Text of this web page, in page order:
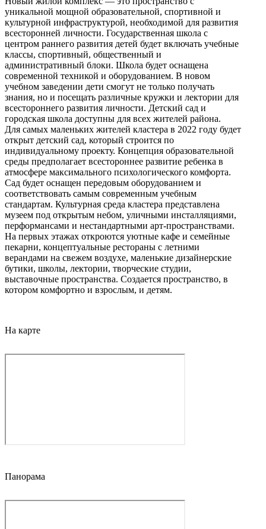
уникальной мощной образовательной, спортивной и
культурной инфраструктурой, необходимой для развития
всесторонней личности. Государственная школа с
центром раннего развития детей будет включать учебные
классы, спортивный, общественный и
административный блоки. Школа будет оснащена
современной техникой и оборудованием. В новом
учебном заведении дети смогут не только получать
знания, но и посещать различные кружки и лектории для
всестороннего развития личности. Детский сад и
городская школа доступны для всех жителей района.
Для самых маленьких жителей кластера в 2022 году будет
открыт детский сад, который строится по
индивидуальному проекту. Концепция образовательной
среды предполагает всестороннее развитие ребенка в
атмосфере максимального психологического комфорта.
Сад будет оснащен передовым оборудованием и
соответствовать самым современным учебным
стандартам. Культурная среда кластера представлена
музеем под открытым небом, уличными инсталляциями,
перформансами и нестандартными арт-пространствами.
На первых этажах откроются уютные кафе и семейные
пекарни, концептуальные рестораны с летними
верандами на свежем воздухе, маленькие дизайнерские
бутики, школы, лектории, творческие студии,
выставочные пространства. Создается пространство, в
котором комфортно и взрослым, и детям.
На карте
Панорама